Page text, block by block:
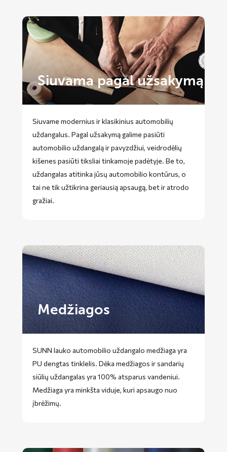
Siuvama pagal užsakymą
Siuvame modernius ir klasikinius automobilių
uždangalus. Pagal užsakymą galime pasiūti
automobilio uždangalą ir pavyzdžiui, veidrodėlių
kišenes pasiūti tiksliai tinkamoje padėtyje. Be to,
uždangalas atitinka jūsų automobilio kontūrus, o
tai ne tik užtikrina geriausią apsaugą, bet ir atrodo
gražiai.
Medžiagos
SUNN lauko automobilio uždangalo medžiaga yra
PU dengtas tinklelis. Dėka medžiagos ir sandarių
siūlių uždangalas yra 100% atsparus vandeniui.
Medžiaga yra minkšta viduje, kuri apsaugo nuo
įbrėžimų.